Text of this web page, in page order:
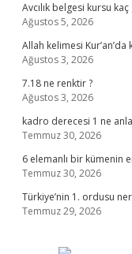
Avcılık belgesi kursu kaç
Ağustos 5, 2026
Allah kelimesi
Ağustos 3, 2026
7.18 ne renktir ?
Ağustos 3, 2026
kadro derecesi 1 ne
Temmuz 30, 2026
6 elemanlı bir kümenin
Temmuz 30, 2026
Türkiye’nin 1. ordusu
Temmuz 29, 2026